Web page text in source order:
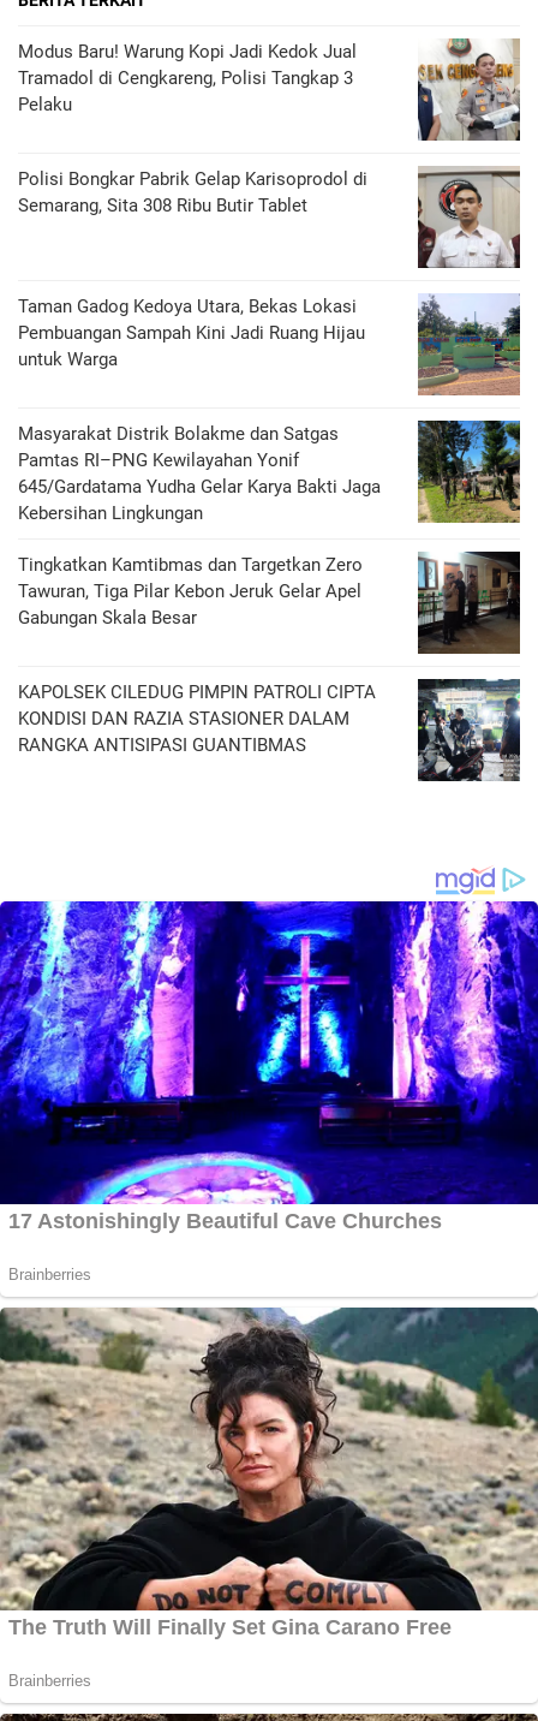
Modus Baru! Warung Kopi Jadi Kedok Jual
Tramadol di Cengkareng, Polisi Tangkap 3
Pelaku
Polisi Bongkar Pabrik Gelap Karisoprodol di
Semarang, Sita 308 Ribu Butir Tablet
‎Taman Gadog Kedoya Utara, Bekas Lokasi
Pembuangan Sampah Kini Jadi Ruang Hijau
untuk Warga
Masyarakat Distrik Bolakme dan Satgas
Pamtas RI–PNG Kewilayahan Yonif
645/Gardatama Yudha Gelar Karya Bakti Jaga
Kebersihan Lingkungan
Tingkatkan Kamtibmas dan Targetkan Zero
Tawuran, Tiga Pilar Kebon Jeruk Gelar Apel
Gabungan Skala Besar
KAPOLSEK CILEDUG PIMPIN PATROLI CIPTA
KONDISI DAN RAZIA STASIONER DALAM
RANGKA ANTISIPASI GUANTIBMAS ‎